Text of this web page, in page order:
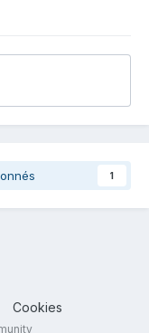
1
Cookies